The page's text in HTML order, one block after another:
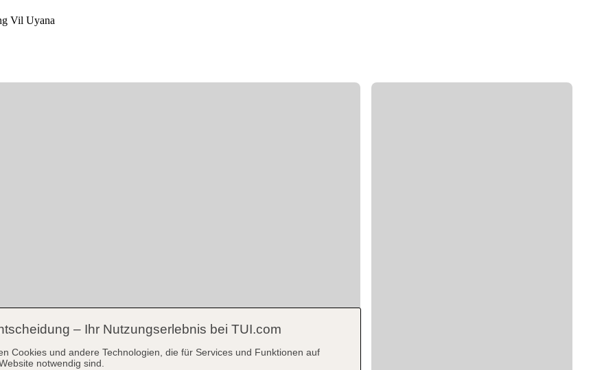
– Ihr Nutzungserlebnis bei TUI.com
Cookies und andere Technologien, die für Services und Funktionen auf
notwendig sind.